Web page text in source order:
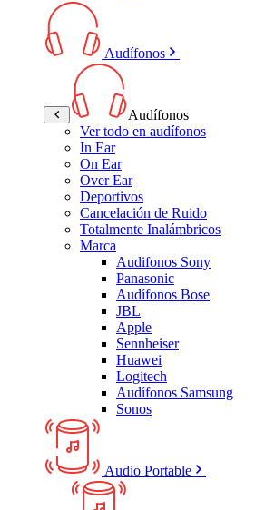
Audífonos
Audífonos
Ver todo en audífonos
In Ear
On Ear
Over Ear
Deportivos
Cancelación de Ruido
Totalmente Inalámbricos
Marca
Audifonos Sony
Panasonic
Audífonos Bose
JBL
Apple
Sennheiser
Huawei
Logitech
Audífonos Samsung
Sonos
Audio Portable